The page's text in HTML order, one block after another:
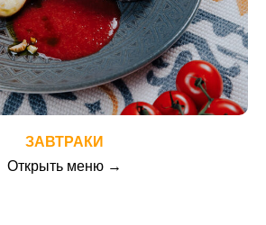
ЗАВТРАКИ
Открыть меню →